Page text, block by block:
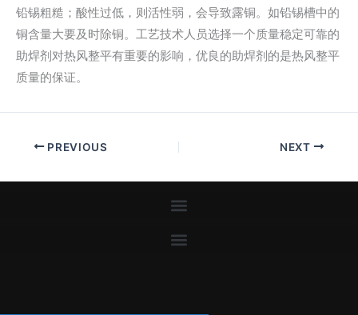
铅锡粗糙；酸性过低，则活性弱，会导致露铜。如铅锡槽中的
铜含量大要及时除铜。工艺技术人员选择一个质量稳定可靠的
助焊剂对热风整平有重要的影响，优良的助焊剂的是热风整平
质量的保证。
PREVIOUS NEXT